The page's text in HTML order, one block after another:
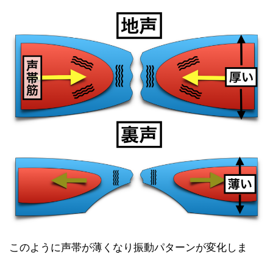
このように声帯が薄くなり振動パターンが変化しま